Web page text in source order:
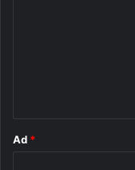
Ad *